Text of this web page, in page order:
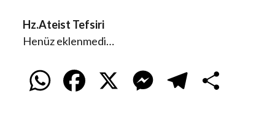
Hz.Ateist Tefsiri
Henüz eklenmedi…
W M